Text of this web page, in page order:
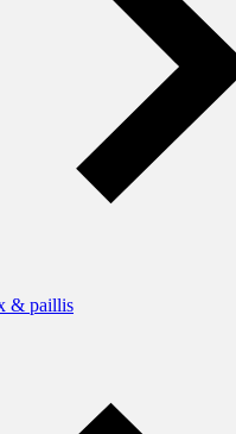
& paillis